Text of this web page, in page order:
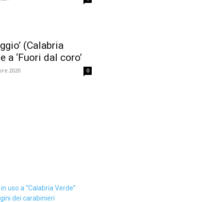
(Calabria
a ‘Fuori dal coro’
2020 0